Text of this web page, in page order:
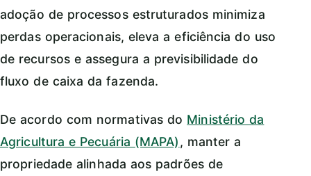
adoção de processos estruturados minimiza
perdas operacionais, eleva a eficiência do uso
de recursos e assegura a previsibilidade do
fluxo de caixa da fazenda.
De acordo com normativas do Ministério da
Agricultura e Pecuária (MAPA), manter a
propriedade alinhada aos padrões de